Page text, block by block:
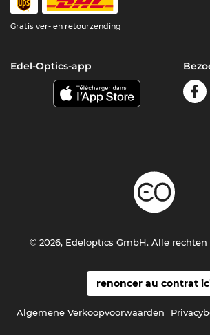
Gratis ver- en retourzending
Edel-Optics-app
renoncer au contrat
Algemene Verkoopvoorwaarden
© 2026, Edeloptics GmbH. Alle